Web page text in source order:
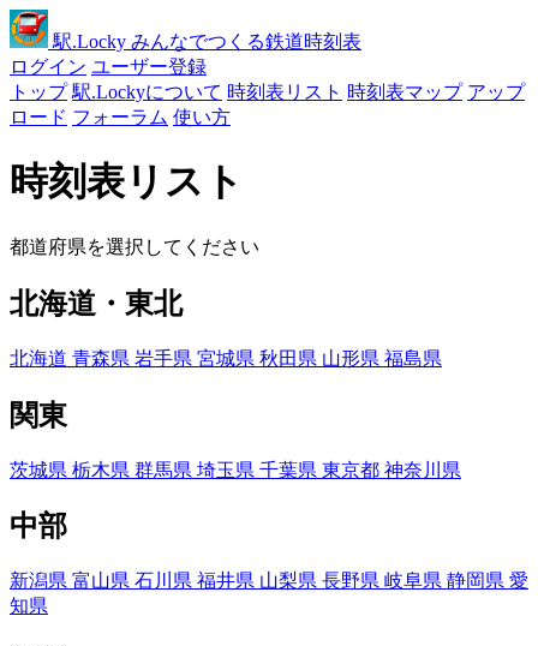
駅.Locky みんなでつくる鉄道時刻表
ログイン ユーザー登録
トップ 駅.Lockyについて 時刻表リスト 時刻表マップ アップ
ロード フォーラム 使い方
時刻表リスト
都道府県を選択してください
北海道・東北
北海道 青森県 岩手県 宮城県 秋田県 山形県 福島県
関東
茨城県 栃木県 群馬県 埼玉県 千葉県 東京都 神奈川県
中部
新潟県 富山県 石川県 福井県 山梨県 長野県 岐阜県 静岡県 愛
知県